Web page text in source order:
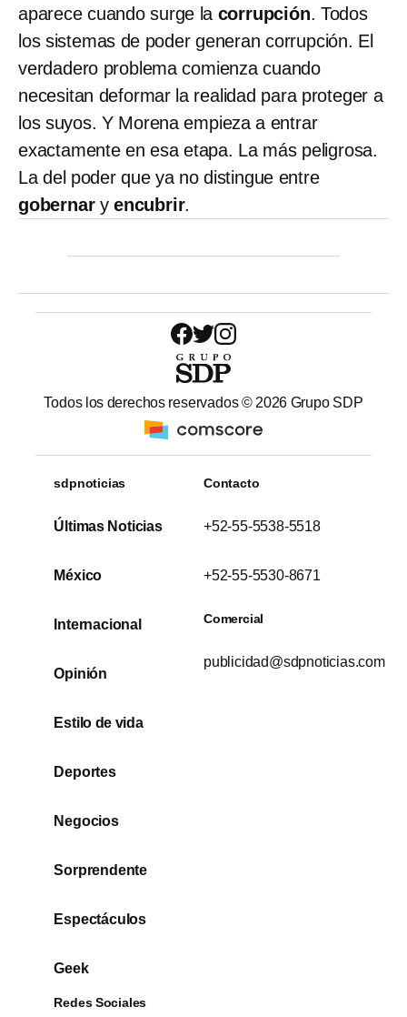
aparece cuando surge la corrupción. Todos
los sistemas de poder generan corrupción. El
verdadero problema comienza cuando
necesitan deformar la realidad para proteger a
los suyos. Y Morena empieza a entrar
exactamente en esa etapa. La más peligrosa.
La del poder que ya no distingue entre
gobernar yencubrir.
Todos los derechos reservados © 2026 Grupo SDP
sdpnoticias
Últimas Noticias
México
Internacional
Opinión
Estilo de vida
Deportes
Negocios
Sorprendente
Espectáculos
Geek
Contacto
+52-55-5538-5518
+52-55-5530-8671
Comercial
publicidad@sdpnoticias.com
Redes Sociales